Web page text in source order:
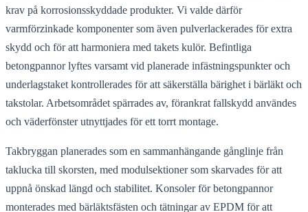
krav på korrosionsskyddade produkter. Vi valde därför
varmförzinkade komponenter som även pulverlackerades för extra
skydd och för att harmoniera med takets kulör. Befintliga
betongpannor lyftes varsamt vid planerade infästningspunkter och
underlagstaket kontrollerades för att säkerställa bärighet i bärläkt och
takstolar. Arbetsområdet spärrades av, förankrat fallskydd användes
och väderfönster utnyttjades för ett torrt montage.
Takbryggan planerades som en sammanhängande gånglinje från
taklucka till skorsten, med modulsektioner som skarvades för att
uppnå önskad längd och stabilitet. Konsoler för betongpannor
monterades med bärläktsfästen och tätningar av EPDM för att